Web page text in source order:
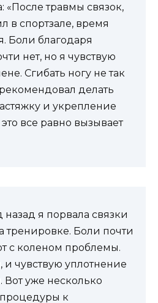
«После травмы связок,
в спортзале, время
Боли благодаря
нет, но я чувствую
Сгибать ногу не так
делать
и укрепление
все равно вызывает
назад я порвала связки
тренировке. Боли почти
с коленом проблемы.
и чувствую уплотнение
Вот уже несколько
к